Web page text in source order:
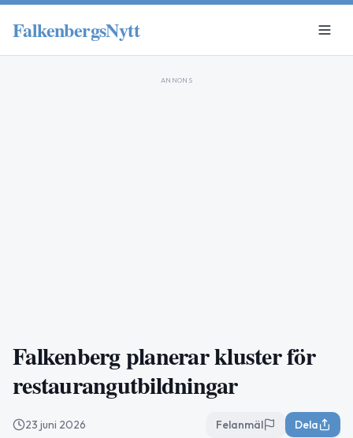
FalkenbergsNytt
ANNONS
Falkenberg planerar kluster för
restaurangutbildningar
23 juni 2026 Felanmäl Dela